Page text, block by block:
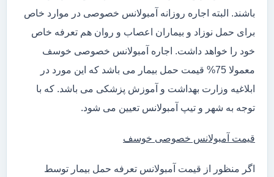
باشند. البته اجاره روزانه آمبولانس خصوصی در موارد خاص
برای حمل نوزاد و بیماران اعصاب و روان هم تعرفه خاص
خود را خواهد داشت. اجاره آمبولانس خصوصی خوسف
معمولا 75% قیمت حمل بیمار می باشد که این مورد در
ابلاغیه وزارت بهداشت و آموزش پزشکی می باشد. که با
توجه به شهر و تیپ آمبولانس تعیین می شود.
قیمت آمبولانس خصوصی خوسف
اگر منظور از قیمت آمبولانس تعرفه حمل بیمار توسط